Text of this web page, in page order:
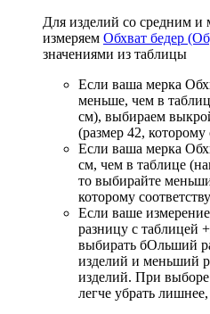
Для изделий со средним
измеряем Обхват бедер
значениями из таблицы
Если ваша мерка
меньше, чем в
см), выбираем
(размер 42,
Если ваша мерка
см, чем в таблице
то выбирайте
которому
Если ваше
разницу с таблицей
выбирать бОльший
изделий и меньший
изделий. При выборе
легче убрать